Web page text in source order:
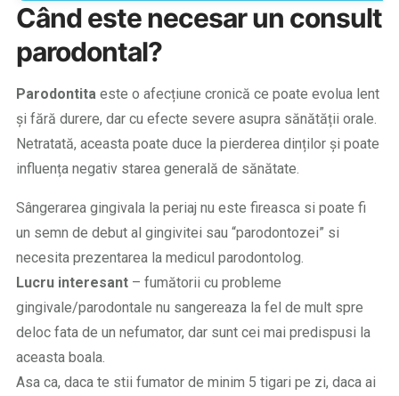
Când este necesar un consult
parodontal?
Parodontita este o afecțiune cronică ce poate evolua lent
și fără durere, dar cu efecte severe asupra sănătății orale.
Netratată, aceasta poate duce la pierderea dinților și poate
influența negativ starea generală de sănătate.
Sângerarea gingivala la periaj nu este fireasca si poate fi
un semn de debut al gingivitei sau “parodontozei” si
necesita prezentarea la medicul parodontolog.
Lucru interesant – fumătorii cu probleme
gingivale/parodontale nu sangereaza la fel de mult spre
deloc fata de un nefumator, dar sunt cei mai predispusi la
aceasta boala.
Asa ca, daca te stii fumator de minim 5 tigari pe zi, daca ai